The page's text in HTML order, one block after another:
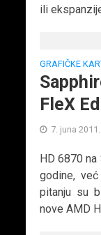
ili
GRAFIČKE
FleX
7. juna 2011.
HD 6870
godine,
pitanju su
nove AMD